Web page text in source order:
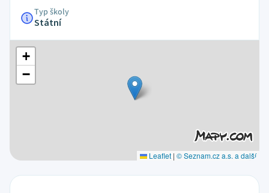
Typ školy
Státní
+
−
Leaflet | © Seznam.cz a.s. a další